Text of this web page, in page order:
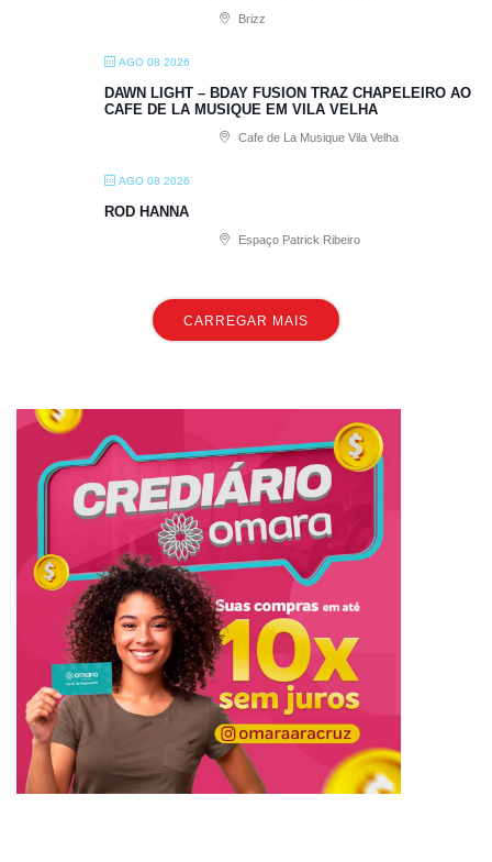
Brizz
AGO 08 2026
DAWN LIGHT – BDAY FUSION TRAZ CHAPELEIRO AO
CAFE DE LA MUSIQUE EM VILA VELHA
Cafe de La Musique Vila Velha
AGO 08 2026
ROD HANNA
Espaço Patrick Ribeiro
CARREGAR MAIS